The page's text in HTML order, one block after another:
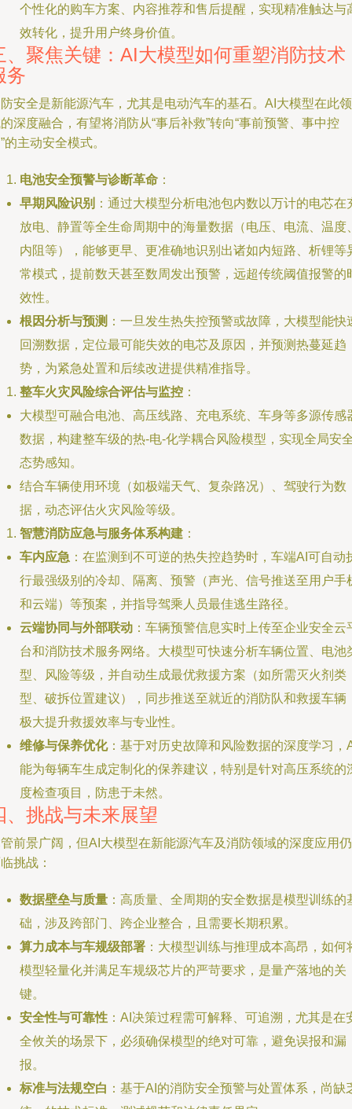
个性化的购车方案、内容推荐和售后提醒，实现精准触达与
效转化，提升用户终身价值。
、聚焦关键：AI大模型如何重塑消防技术
务
安全是新能源汽车，尤其是电动汽车的基石。AI大模型在此领
深度融合，有望将消防从“事后补救”转向“事前预警、事中控
的主动安全模式。
电池安全预警与诊断革命 ：
早期风险识别 ：通过大模型分析电池包内数以万计的电芯在
放电、静置等全生命周期中的海量数据（电压、电流、温度
内阻等），能够更早、更准确地识别出诸如内短路、析锂等
常模式，提前数天甚至数周发出预警，远超传统阈值报警的
效性。
根因分析与预测 ：一旦发生热失控预警或故障，大模型能快
回溯数据，定位最可能失效的电芯及原因，并预测热蔓延趋
势，为紧急处置和后续改进提供精准指导。
整车火灾风险综合评估与监控 ：
大模型可融合电池、高压线路、充电系统、车身等多源传感
数据，构建整车级的热-电-化学耦合风险模型，实现全局安
态势感知。
结合车辆使用环境（如极端天气、复杂路况）、驾驶行为数
据，动态评估火灾风险等级。
智慧消防应急与服务体系构建 ：
车内应急 ：在监测到不可逆的热失控趋势时，车端AI可自动
行最强级别的冷却、隔离、预警（声光、信号推送至用户手
和云端）等预案，并指导驾乘人员最佳逃生路径。
云端协同与外部联动 ：车辆预警信息实时上传至企业安全云
台和消防技术服务网络。大模型可快速分析车辆位置、电池
型、风险等级，并自动生成最优救援方案（如所需灭火剂类
型、破拆位置建议），同步推送至就近的消防队和救援车辆
极大提升救援效率与专业性。
维修与保养优化：基于对历史故障和风险数据的深度学习，
能为每辆车生成定制化的保养建议，特别是针对高压系统的
度检查项目，防患于未然。
、挑战与未来展望
前景广阔，但AI大模型在新能源汽车及消防领域的深度应用仍
挑战：
数据壁垒与质量 ：高质量、全周期的安全数据是模型训练的
础，涉及跨部门、跨企业整合，且需要长期积累。
算力成本与车规级部署 ：大模型训练与推理成本高昂，如何
模型轻量化并满足车规级芯片的严苛要求，是量产落地的关
键。
安全性与可靠性 ：AI决策过程需可解释、可追溯，尤其是在
全攸关的场景下，必须确保模型的绝对可靠，避免误报和漏
报。
标准与法规空白 ：基于AI的消防安全预警与处置体系，尚缺